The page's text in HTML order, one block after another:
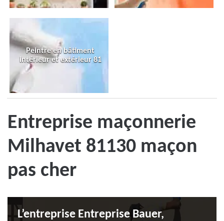
Peintre en bâtiment
intérieur et extérieur 81
Entreprise maçonnerie
Milhavet 81130 maçon
pas cher
L’entreprise Entreprise Bauer,